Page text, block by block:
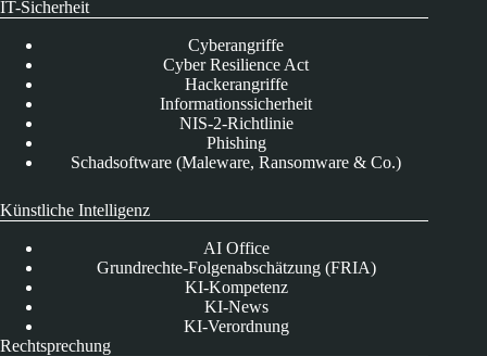
IT-Sicherheit
Cyberangriffe
Cyber Resilience Act
Hackerangriffe
Informationssicherheit
NIS-2-Richtlinie
Phishing
Schadsoftware (Maleware, Ransomware & Co.)
Künstliche Intelligenz
AI Office
Grundrechte-Folgenabschätzung (FRIA)
KI-Kompetenz
KI-News
KI-Verordnung
Rechtsprechung